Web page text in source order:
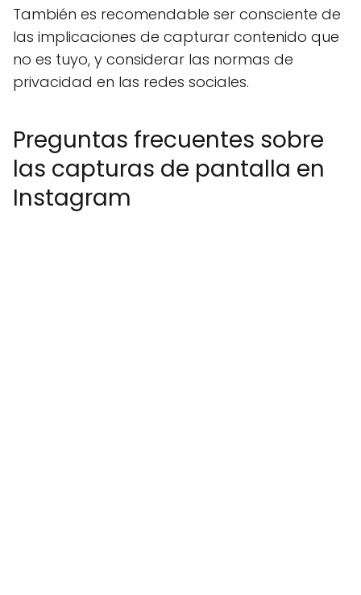
También es recomendable ser consciente de
las implicaciones de capturar contenido que
no es tuyo, y considerar las normas de
privacidad en las redes sociales.
Preguntas frecuentes sobre
las capturas de pantalla en
Instagram